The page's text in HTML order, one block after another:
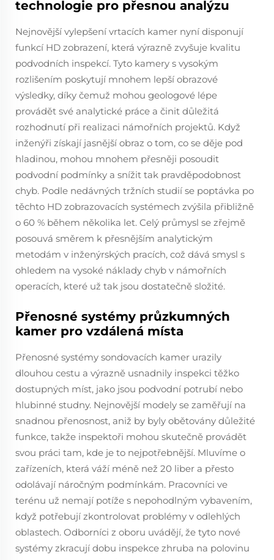
technologie pro přesnou analýzu
Nejnovější vylepšení vrtacích kamer nyní disponují
funkcí HD zobrazení, která výrazně zvyšuje kvalitu
podvodních inspekcí. Tyto kamery s vysokým
rozlišením poskytují mnohem lepší obrazové
výsledky, díky čemuž mohou geologové lépe
provádět své analytické práce a činit důležitá
rozhodnutí při realizaci námořních projektů. Když
inženýři získají jasnější obraz o tom, co se děje pod
hladinou, mohou mnohem přesněji posoudit
podvodní podmínky a snížit tak pravděpodobnost
chyb. Podle nedávných tržních studií se poptávka po
těchto HD zobrazovacích systémech zvýšila přibližně
o 60 % během několika let. Celý průmysl se zřejmě
posouvá směrem k přesnějším analytickým
metodám v inženýrských pracích, což dává smysl s
ohledem na vysoké náklady chyb v námořních
operacích, které už tak jsou dostatečně složité.
Přenosné systémy průzkumných
kamer pro vzdálená místa
Přenosné systémy sondovacích kamer urazily
dlouhou cestu a výrazně usnadnily inspekci těžko
dostupných míst, jako jsou podvodní potrubí nebo
hlubinné studny. Nejnovější modely se zaměřují na
snadnou přenosnost, aniž by byly obětovány důležité
funkce, takže inspektoři mohou skutečně provádět
svou práci tam, kde je to nejpotřebnější. Mluvíme o
zařízeních, která váží méně než 20 liber a přesto
odolávají náročným podmínkám. Pracovníci ve
terénu už nemají potíže s nepohodlným vybavením,
když potřebují zkontrolovat problémy v odlehlých
oblastech. Odborníci z oboru uvádějí, že tyto nové
systémy zkracují dobu inspekce zhruba na polovinu